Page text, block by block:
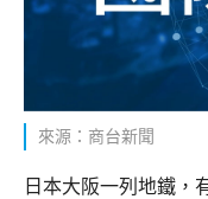
來源：商台新聞
日本大阪一列地鐵，